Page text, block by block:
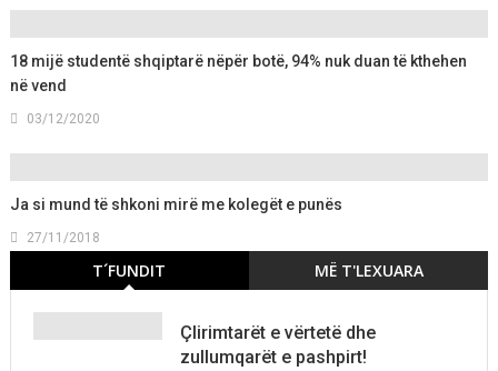
18 mijë studentë shqiptarë nëpër botë, 94% nuk duan të kthehen
në vend
03/12/2020
Ja si mund të shkoni mirë me kolegët e punës
27/11/2018
T´FUNDIT MË T'LEXUARA
Çlirimtarët e vërtetë dhe
zullumqarët e pashpirt!